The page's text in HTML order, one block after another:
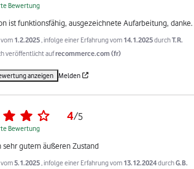
Bewertung
ist funktionsfähig, ausgezeichnete Aufarbeitung, danke.
1.2.2025 , infolge einer Erfahrung vom 14.1.2025durchT.R.
veröffentlicht aufrecommerce.com (fr)
anzeigen Melden
4/5
Bewertung
sehr gutem äußeren Zustand
vom5.1.2025 , infolge einer Erfahrung vom 13.12.2024durchG.B.